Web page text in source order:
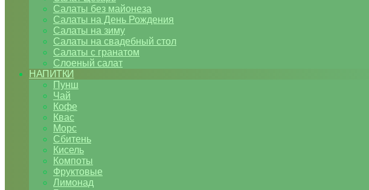
Салаты без майонеза
Салаты на День Рождения
Салаты на зиму
Салаты на свадебный стол
Салаты с гранатом
Слоеный салат
НАПИТКИ
Пунш
Чай
Кофе
Квас
Морс
Сбитень
Кисель
Компоты
Фруктовые
Лимонад